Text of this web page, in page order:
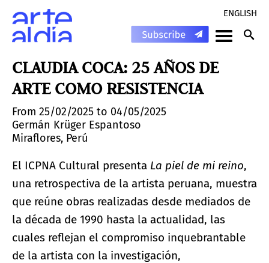
ENGLISH
CLAUDIA COCA: 25 AÑOS DE
ARTE COMO RESISTENCIA
From 25/02/2025 to 04/05/2025
Germán Krüger Espantoso
Miraflores, Perú
El ICPNA Cultural presenta La piel de mi reino,
una retrospectiva de la artista peruana, muestra
que reúne obras realizadas desde mediados de
la década de 1990 hasta la actualidad, las
cuales reflejan el compromiso inquebrantable
de la artista con la investigación,